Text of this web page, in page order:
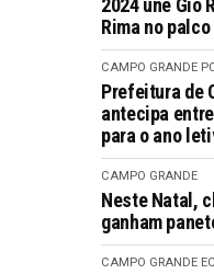
2024 une Gio
Rima no palco
CAMPO GRANDE
Prefeitura de
antecipa
para o ano
CAMPO GRANDE
Neste Natal,
ganham
CAMPO GRANDE